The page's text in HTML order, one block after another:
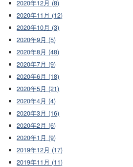
2020年12月 (8)
2020年11月 (12)
2020年10月 (3)
2020年9月 (5)
2020年8月 (48)
2020年7月 (9)
2020年6月 (18)
2020年5月 (21)
2020年4月 (4)
2020年3月 (16)
2020年2月 (6)
2020年1月 (9)
2019年12月 (17)
2019年11月 (11)